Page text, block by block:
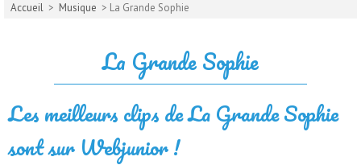
Accueil > Musique > La Grande Sophie
La Grande Sophie
Les meilleurs clips de La Grande Sophie
sont sur Webjunior !